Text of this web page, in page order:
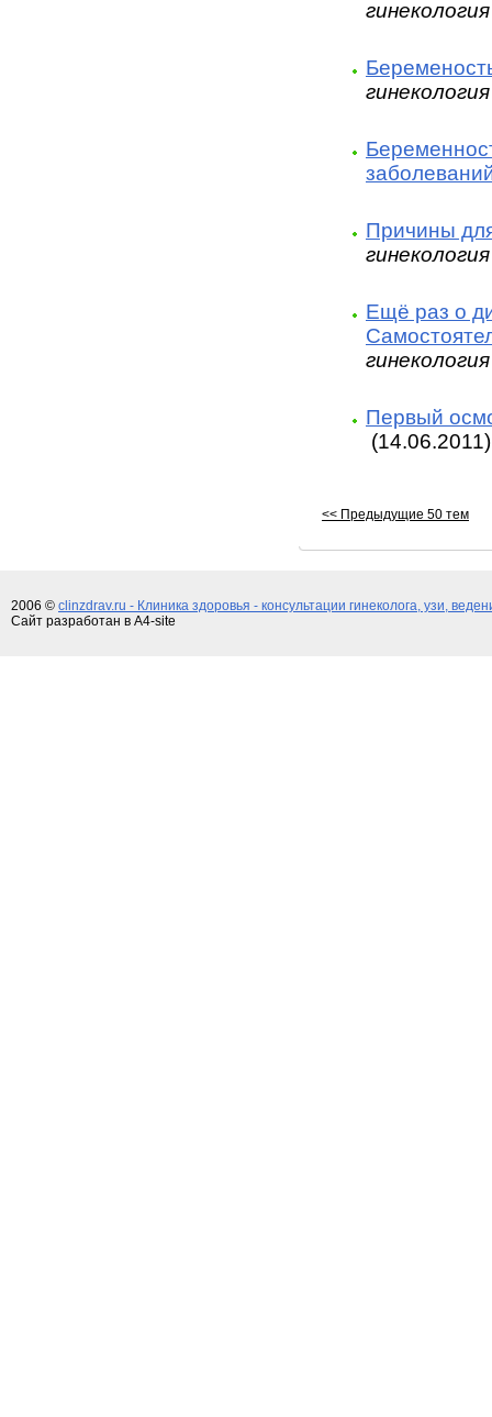
гинекология
гинекология
Причины для
гинекология
Ещё раз о
гинекология
Первый
<< Предыдущие 50 тем
2006 © clinzdrav.ru - Клиника здоровья - консультации гинеколога, узи,
Сайт разработан в A4-site